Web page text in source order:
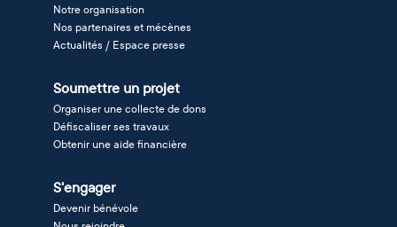
Notre organisation
Nos partenaires et mécènes
Actualités / Espace presse
Soumettre un projet
Organiser une collecte de dons
Défiscaliser ses travaux
Obtenir une aide financière
S'engager
Devenir bénévole